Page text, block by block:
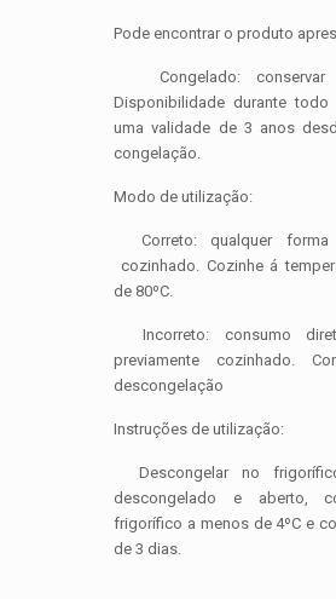
Pode encontrar o produto
Congelado: conservar
Disponibilidade durante
uma validade de 3 anos
congelação.
Modo de utilização:
Correto: qualquer forma
cozinhado. Cozinhe á
de 80ºC.
Incorreto: consumo
previamente cozinhado.
descongelação
Instruções de utilização:
Descongelar no
descongelado e aberto,
frigorífico a menos de 4ºC e
de 3 dias.